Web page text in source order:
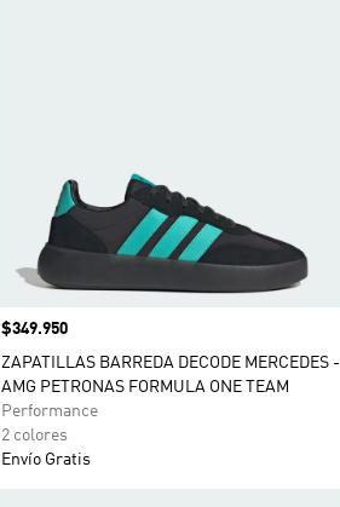
Precio
$349.950
ZAPATILLAS BARREDA DECODE MERCEDES -
AMG PETRONAS FORMULA ONE TEAM
Performance
2 colores
Envío Gratis